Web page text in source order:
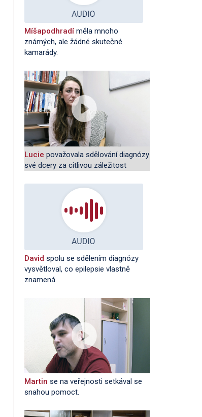
Míšapodhradí měla mnoho
známých, ale žádné skutečné
kamarády.
Lucie považovala sdělování diagnózy
své dcery za citlivou záležitost
David spolu se sdělením diagnózy
vysvětloval, co epilepsie vlastně
znamená.
Martin se na veřejnosti setkával se
snahou pomoct.